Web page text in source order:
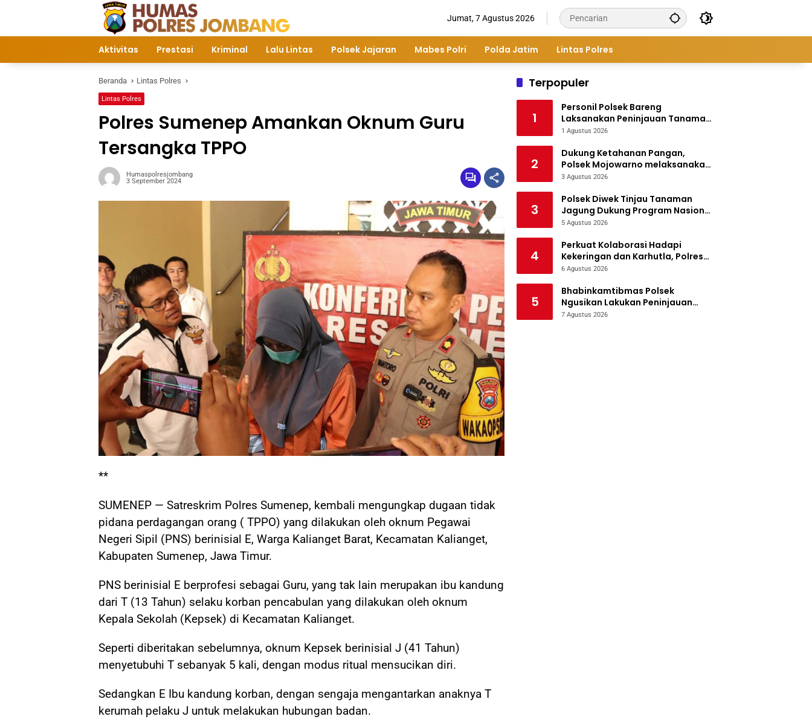
Jumat, 7 Agustus 2026
Aktivitas Prestasi Kriminal Lalu Lintas Polsek Jajaran Mabes Polri Polda Jatim Lintas Polres
Beranda Lintas Polres
Lintas Polres
Polres Sumenep Amankan Oknum Guru
Tersangka TPPO
Humaspolresjombang
3 September 2024
**
SUMENEP — Satreskrim Polres Sumenep, kembali mengungkap dugaan tidak
pidana perdagangan orang ( TPPO) yang dilakukan oleh oknum Pegawai
Negeri Sipil (PNS) berinisial E, Warga Kalianget Barat, Kecamatan Kalianget,
Kabupaten Sumenep, Jawa Timur.
PNS berinisial E berprofesi sebagai Guru, yang tak lain merupakan ibu kandung
dari T (13 Tahun) selaku korban pencabulan yang dilakukan oleh oknum
Kepala Sekolah (Kepsek) di Kecamatan Kalianget.
Seperti diberitakan sebelumnya, oknum Kepsek berinisial J (41 Tahun)
menyetubuhi T sebanyak 5 kali, dengan modus ritual mensucikan diri.
Sedangkan E Ibu kandung korban, dengan sengaja mengantarkan anaknya T
kerumah pelaku J untuk melakukan hubungan badan.
Terpopuler
1
Personil Polsek Bareng
Laksanakan Peninjauan Tanaman
Jagung Dukung Program
1 Agustus 2026
2
Dukung Ketahanan Pangan,
Polsek Mojowarno melaksanakan
Pengecekan Tanaman Jagung
3 Agustus 2026
3
Polsek Diwek Tinjau Tanaman
Jagung Dukung Program Nasional
Asta Cita
5 Agustus 2026
4
Perkuat Kolaborasi Hadapi
Kekeringan dan Karhutla, Polres
Jombang Gelar Apel Siaga
6 Agustus 2026
5
Bhabinkamtibmas Polsek
Ngusikan Lakukan Peninjauan
Tanaman Jagung Dalam Rangka
7 Agustus 2026